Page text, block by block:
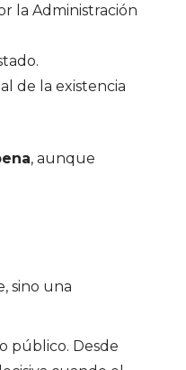
la Administración
de la existencia
, aunque
sino una
público. Desde